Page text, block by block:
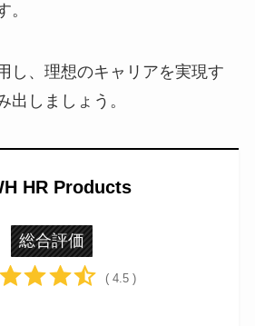
。
し、理想のキャリアを実現す
出しましょう。
HR Products
総合評価
( 4.5 )